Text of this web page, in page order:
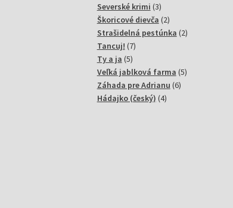
produkty
Severské krimi 33
produkty
Škoricové dievča 22
produkty
Strašidelná pestúnka 22
Tancuj! 77
Ty a ja 55
produktov
Veľká jablková farma 55
Záhada pre Adrianu 66
Hádajko (český) 44